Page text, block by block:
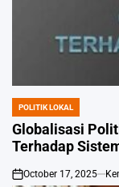
POSTED
IN
POLITIK LOKAL
Globalisasi
Terhadap
on
October 17, 2025